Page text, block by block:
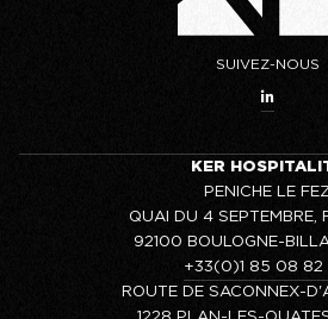
SUIVEZ-NOUS
KER
PENICHE LE
QUAI DU 4 SEPTEMBRE,
92100 BOULOGNE-
+33(0)1 85 08 82
ROUTE DE SACONNEX-